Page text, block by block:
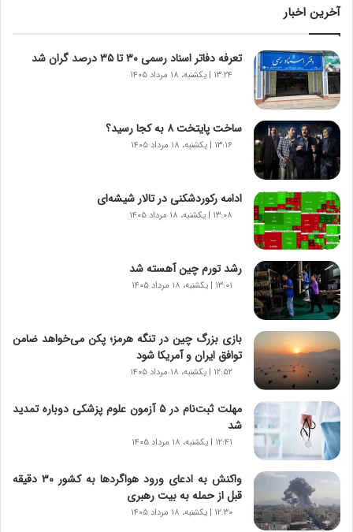
ن
ه
ا
ی
ر
ا
ن‌
خ
و
د
ر
و
ر
و
ش
ن
ا
س
ت
|
ب
ر
ن
ا
م
ه
ج
د
د
ا
آخرین اخبار
تعرفه دفاتر اسناد رسمی ۳۰ تا ۳۵ درصد گران شد
۱۳:۲۴ | یکشنبه، ۱۸ مرداد ۱۴۰۵
ساخت پایتخت ۸ به کجا رسید؟
۱۳:۱۶ | یکشنبه، ۱۸ مرداد ۱۴۰۵
ادامه رکوردشکنی در تالار شیشه‌ای
۱۳:۰۸ | یکشنبه، ۱۸ مرداد ۱۴۰۵
رشد تورم چین آهسته شد
۱۳:۰۱ | یکشنبه، ۱۸ مرداد ۱۴۰۵
بازی بزرگ چین در تنگه هرمز؛ پکن می‌خواهد ضامن
توافق ایران و آمریکا شود
۱۲:۵۲ | یکشنبه، ۱۸ مرداد ۱۴۰۵
مهلت ثبت‌نام در ۵ آزمون علوم پزشکی دوباره تمدید
شد
۱۲:۴۱ | یکشنبه، ۱۸ مرداد ۱۴۰۵
واکنش به ادعای ورود هواگردها به کشور ۳۰ دقیقه
قبل از حمله به بیت رهبری
۱۲:۳۰ | یکشنبه، ۱۸ مرداد ۱۴۰۵